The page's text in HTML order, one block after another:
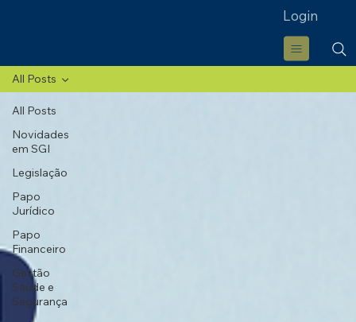
Login
All Posts
Novidades
em SGI
Legislação
Papo
Jurídico
Papo
Financeiro
Gestão
Saúde e
Segurança
All Posts